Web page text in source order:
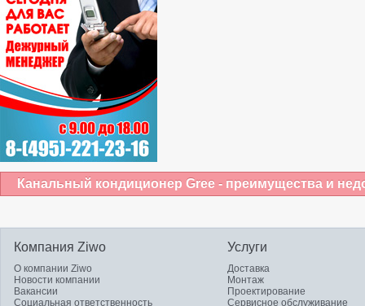
Канальный кондиционер Gree - преимущества и
Компания Ziwo
О компании Ziwo
Новости компании
Вакансии
Социальная ответственность
Услуги
Доставка
Монтаж
Проектирование
Сервисное обслуживание